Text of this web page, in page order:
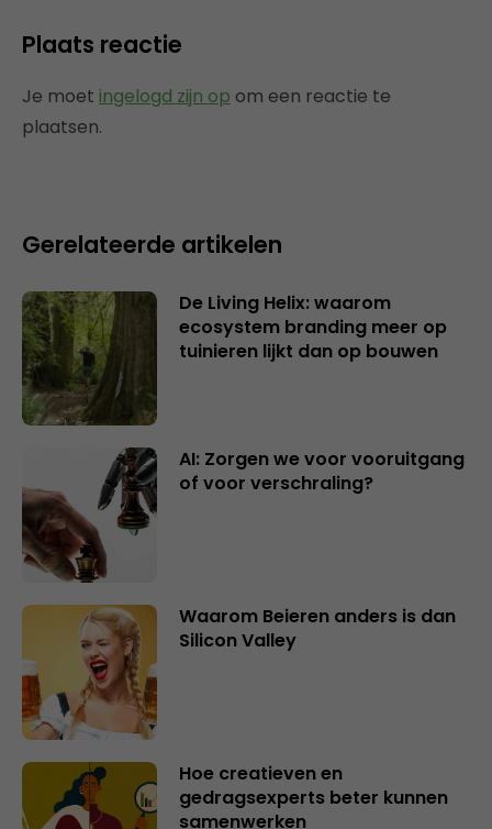
Plaats reactie
Je moet ingelogd zijn op om een reactie te
plaatsen.
Gerelateerde artikelen
De Living Helix: waarom
ecosystem branding meer op
tuinieren lijkt dan op bouwen
AI: Zorgen we voor vooruitgang
of voor verschraling?
Waarom Beieren anders is dan
Silicon Valley
Hoe creatieven en
gedragsexperts beter kunnen
samenwerken